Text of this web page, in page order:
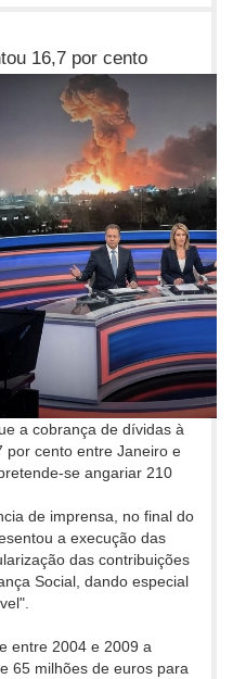
16,7 por cento
a cobrança de dívidas à
por cento entre Janeiro e
se angariar 210
de imprensa, no final do
a execução das
das contribuições
Social, dando especial
entre 2004 e 2009 a
65 milhões de euros para